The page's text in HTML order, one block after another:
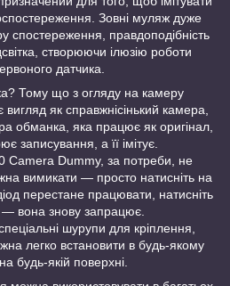
Зовні муляж дуже
спостереження, правдоподібність
створюючи ілюзію роботи
датчика.
Тому що з огляду на камеру
як справжнісінький камера,
обманка, яка працює як оригінал,
записування, а її імітує.
Camera Dummy, за потреби, не
вимикати — просто натисніть на
перестане працювати, натисніть
вона знову запрацює.
шурупи для кріплення,
легко встановити в будь-якому
будь-якій поверхні.